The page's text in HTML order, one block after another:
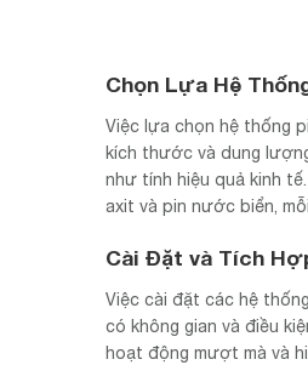
Chọn Lựa Hệ
Việc lựa chọn hệ thống
kích thước và dung
như tính hiệu quả kinh
axit và pin nước biển,
Cài Đặt và Tích
Việc cài đặt các hệ
có không gian và điều
hoạt động mượt mà và